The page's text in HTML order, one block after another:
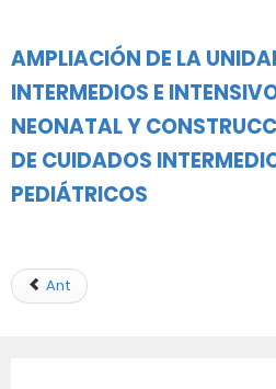
AMPLIACIÓN DE LA
INTERMEDIOS E
NEONATAL Y
DE CUIDADOS
PEDIÁTRICOS
Ant